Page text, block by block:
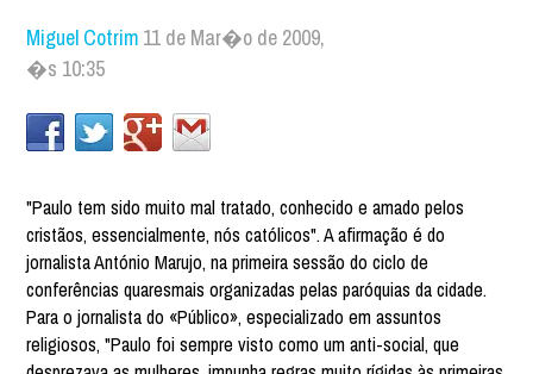
Miguel Cotrim 11 de Mar�o de 2009,
�s 10:35
"Paulo tem sido muito mal tratado, conhecido e amado pelos
cristãos, essencialmente, nós católicos". A afirmação é do
jornalista António Marujo, na primeira sessão do ciclo de
conferências quaresmais organizadas pelas paróquias da cidade.
Para o jornalista do «Público», especializado em assuntos
religiosos, "Paulo foi sempre visto como um anti-social, que